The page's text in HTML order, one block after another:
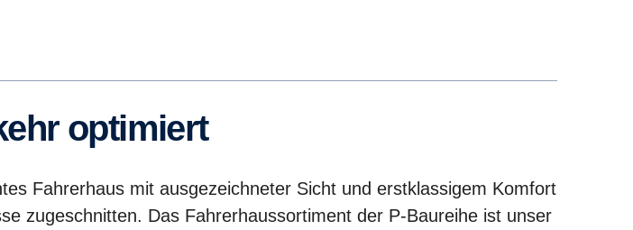
optimiert
Fahrerhaus mit ausgezeichneter Sicht und erstklassigem Komfort
zugeschnitten. Das Fahrerhaussortiment der P-Baureihe ist unser